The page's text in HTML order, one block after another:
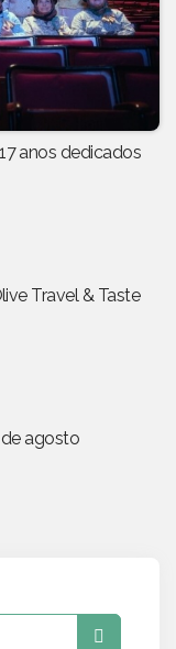
anos dedicados
Travel & Taste
de agosto